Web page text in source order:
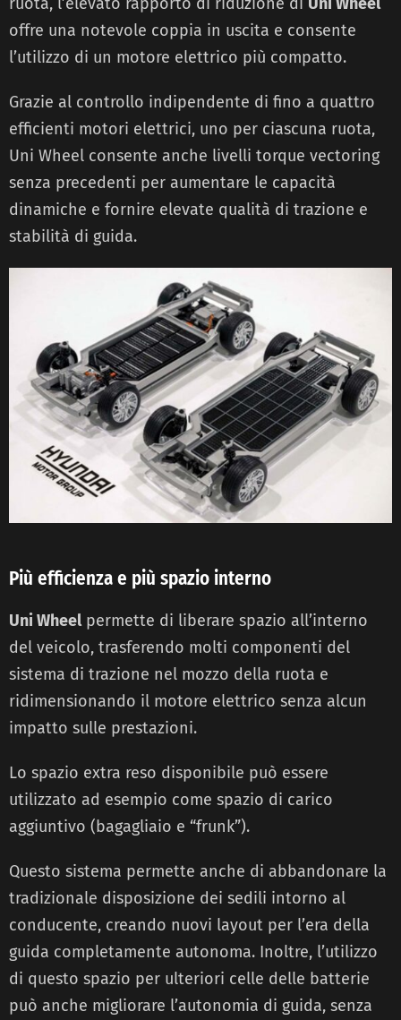
offre una notevole coppia in uscita e consente
l’utilizzo di un motore elettrico più compatto.
Grazie al controllo indipendente di fino a quattro
efficienti motori elettrici, uno per ciascuna ruota,
Uni Wheel consente anche livelli torque vectoring
senza precedenti per aumentare le capacità
dinamiche e fornire elevate qualità di trazione e
stabilità di guida.
Più efficienza e più spazio interno
Uni Wheelpermette di liberare spazio all’interno
del veicolo, trasferendo molti componenti del
sistema di trazione nel mozzo della ruota e
ridimensionando il motore elettrico senza alcun
impatto sulle prestazioni.
Lo spazio extra reso disponibile può essere
utilizzato ad esempio come spazio di carico
aggiuntivo (bagagliaio e “frunk”).
Questo sistema permette anche di abbandonare la
tradizionale disposizione dei sedili intorno al
conducente, creando nuovi layout per l’era della
guida completamente autonoma. Inoltre, l’utilizzo
di questo spazio per ulteriori celle delle batterie
può anche migliorare l’autonomia di guida, senza